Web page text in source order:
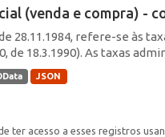
(venda e compra) -
28.11.1984, refere-se às
de 18.3.1990). As taxas
JSON
ter acesso a esses registros